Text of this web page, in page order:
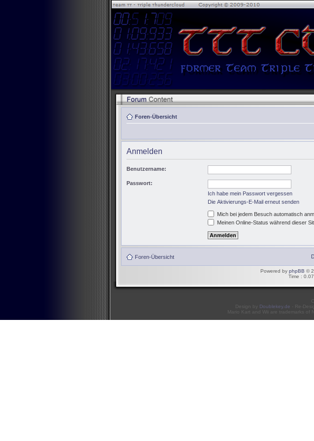
Foren-Übersicht
Anmelden
Benutzername:
Passwort:
Ich habe mein Passwort vergessen
Die Aktivierungs-E-Mail erneut senden
Mich bei jedem Besuch automatisch
Meinen Online-Status während dieser
Foren-Übersicht
Powered by phpBB ©
Time :
Design by Doublekey.de - Re-
Mario Kart and Wii are trademarks of